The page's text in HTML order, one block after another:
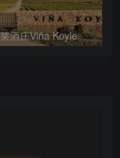
酒庄Viña Koyle